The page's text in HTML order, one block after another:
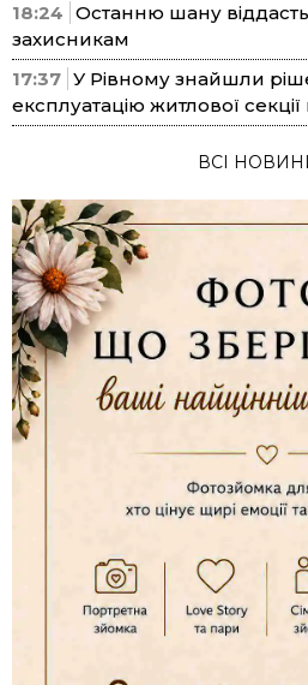
18:24 Останню шану
захисникам
17:37 У Рівному знайшли
експлуатацію житлової
ВСІ